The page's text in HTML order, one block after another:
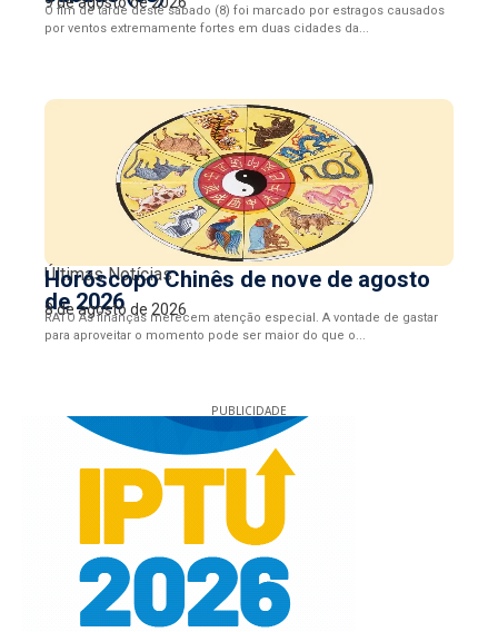
O fim de tarde deste sábado (8) foi marcado por estragos causados
por ventos extremamente fortes em duas cidades da...
Últimas Notícias
Horóscopo Chinês de nove de agosto
de 2026
8 de agosto de 2026
RATO As finanças merecem atenção especial. A vontade de gastar
para aproveitar o momento pode ser maior do que o...
PUBLICIDADE